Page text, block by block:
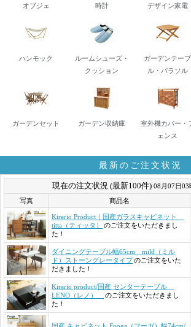
オブジェ 時計 デザイン家電
ハンモック
ルームシューズ・
クッション
ガーデンテーブ
ル・パラソル
ガーデンセット ガーデン収納庫
室外機カバー・
ェンス
最新のご注文状況